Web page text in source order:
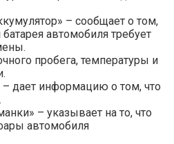
– сообщает о том,
автомобиля требует
пробега, температуры и
дает информацию о том, что
– указывает на то, что
автомобиля